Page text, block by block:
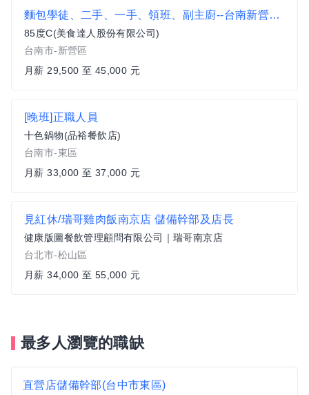
麵包學徒、二手、一手、領班、副主廚--台南新營麵包坊
85度C(美食達人股份有限公司)
台南市-新營區
月薪 29,500 至 45,000 元
[晚班]正職人員
十色鍋物(品裕餐飲店)
台南市-東區
月薪 33,000 至 37,000 元
見紅休/瑞哥雞肉飯南京店 儲備幹部及店長
健康版圖餐飲管理顧問有限公司｜瑞哥南京店
台北市-松山區
月薪 34,000 至 55,000 元
最多人瀏覽的職缺
直營店儲備幹部(台中市東區)